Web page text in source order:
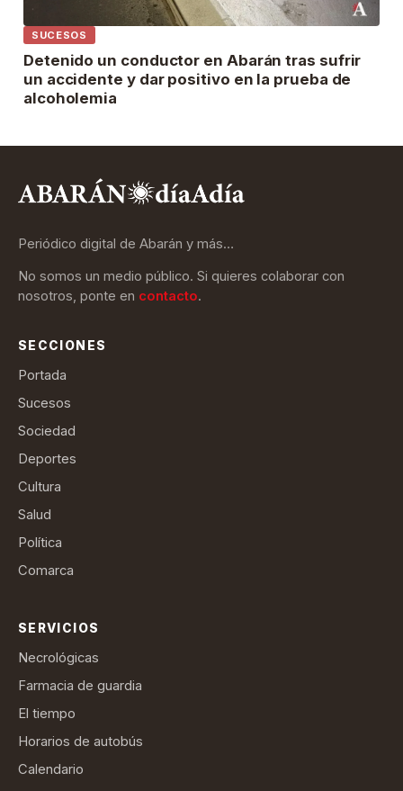
SUCESOS
Detenido un conductor en Abarán tras sufrir
un accidente y dar positivo en la prueba de
alcoholemia
Periódico digital de Abarán y más…
No somos un medio público. Si quieres colaborar con
nosotros, ponte en contacto.
SECCIONES
Portada
Sucesos
Sociedad
Deportes
Cultura
Salud
Política
Comarca
SERVICIOS
Necrológicas
Farmacia de guardia
El tiempo
Horarios de autobús
Calendario